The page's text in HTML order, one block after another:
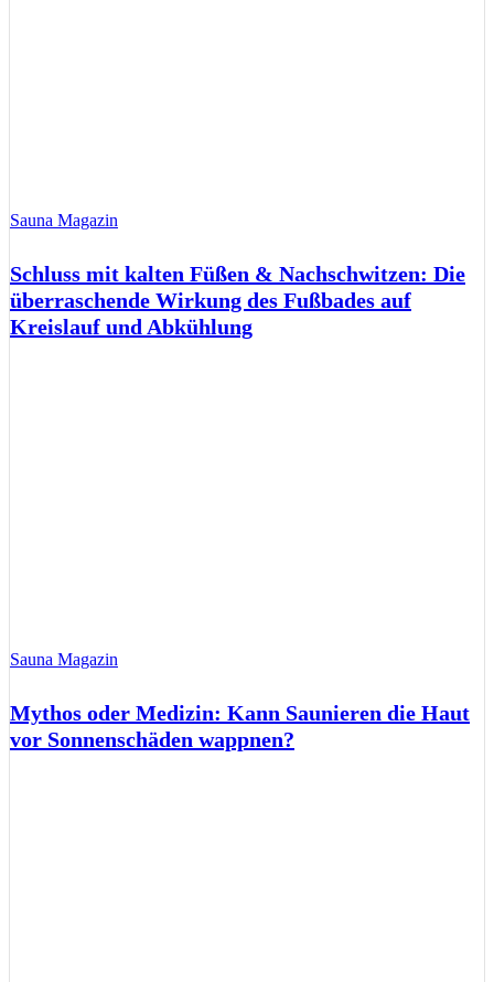
Sauna Magazin
Schluss mit kalten Füßen & Nachschwitzen: Die
überraschende Wirkung des Fußbades auf
Kreislauf und Abkühlung
Sauna Magazin
Mythos oder Medizin: Kann Saunieren die Haut
vor Sonnenschäden wappnen?